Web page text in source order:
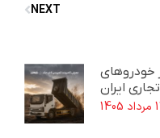
NEXT
خودروهای
تجاری ایران